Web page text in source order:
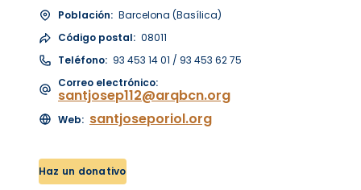
Población: Barcelona (Basílica)
Código postal: 08011
Teléfono: 93 453 14 01 / 93 453 62 75
Correo electrónico:
santjosep112@arqbcn.org
Web: santjoseporiol.org
Haz un donativo